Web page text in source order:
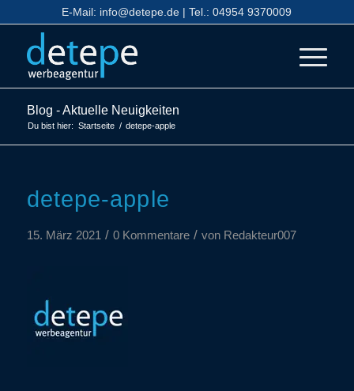
E-Mail: info@detepe.de | Tel.:04954 9370009
Blog - Aktuelle Neuigkeiten
Du bist hier: Startseite / detepe-apple
detepe-apple
15. März 2021 / 0 Kommentare / von Redakteur007